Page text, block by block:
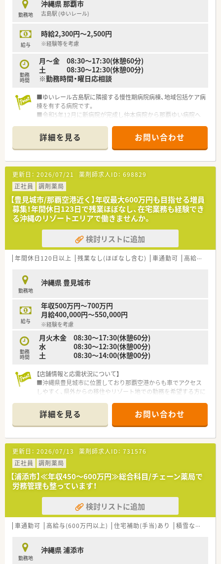
勤務地
沖縄県 那覇市
古島駅 (ゆいレール)
給与
時給2,300円～2,500円
※経験等を考慮
勤務
時間
月～金 08:30～17:30(休憩60分)
土 08:30～12:30(休憩00分)
※勤務時間・曜日応相談
■ゆいレール古島駅に隣接する慢性期病院病棟、地域包括ケア病
棟を有する病院です。
■令和5年12月に新病院が完成し仲本病院から那覇ゆい病院へ
■療養病床48床、地域包括ケア病棟46床の計94床を有していま
す。
■職員専用駐車場は病院から徒歩12分程度です。
詳細を見る お問い合わせ
更新日： 2026/07/21 薬剤師求人ID： 698829
正社員
調剤薬局
【豊見城市/那覇空港近く】年収最大600万円も目指せる増員
募集！年間休日123日で残業ほぼなし、在宅業務も経験でき
る沖縄のリゾートエリアで働きませんか。
検討リストに追加
年間休日120日以上 残業なし(ほぼなし含む) 車通勤可 高給与(600万円以上)
勤務地
沖縄県 豊見城市
給与
年収500万円～700万円
月給400,000円～550,000円
※経験を考慮
勤務
時間
月火木金 08:30～17:30(休憩60分)
水 08:30～12:30(休憩00分)
土 08:30～14:00(休憩00分)
【店舗情報と応需状況について】
■沖縄県豊見城市に位置しており那覇空港からも車でアクセス
しやすく、県外からの移住やリゾート地での勤務を希望する方に
■すぐ近くにある内科および消化器科のクリニックから処方箋
を主に応需しており、1日平均60枚程度の枚数を安定して扱って
います。
■薬剤師は正社員2名に加えてパートと派遣が各1名在籍してお
り、複数名体制で一人ひとりの負担を抑えた運営を行っていま
す。
【募集背景と求める人物像について】
■今回は現場薬剤師の業務負担軽減を目的とした増員募集であ
り、ゆとりを持って患者様と向き合いたい意欲のある方を求めて
います。
■内科や消化器科のクリニック門前としての経験に加え、施設や
居宅への在宅業務にも前向きに取り組める方を幅広く募集して
います。
ます。
詳細を見る お問い合わせ
更新日： 2026/07/13 薬剤師求人ID： 731576
正社員
調剤薬局
【浦添市】≪年収450～600万円≫総合科目/チェーン薬局で
労務管理も整っています！
検討リストに追加
車通勤可 高給与(600万円以上) 住宅補助(手当)あり 積雪なし
勤務地
沖縄県 浦添市